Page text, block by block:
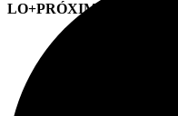
LO+PRÓXIMO (CITAS)